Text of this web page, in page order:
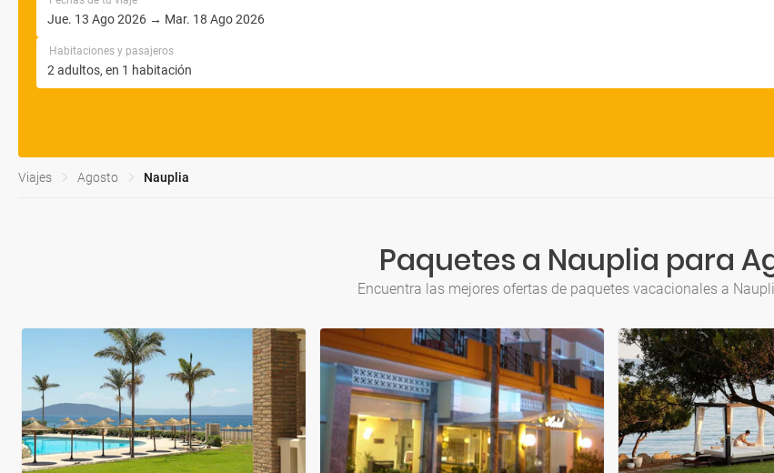
Habitaciones y pasajeros
Viajes Agosto Nauplia
Paquetes a Nauplia para
Encuentra las mejores ofertas de paquetes vacacionales a